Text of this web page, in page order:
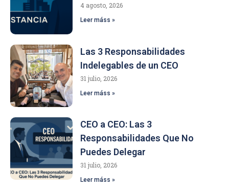
4 agosto, 2026
Leer máss »
Las 3 Responsabilidades
Indelegables de un CEO
31 julio, 2026
Leer máss »
CEO a CEO: Las 3
Responsabilidades Que No
Puedes Delegar
31 julio, 2026
Leer máss »